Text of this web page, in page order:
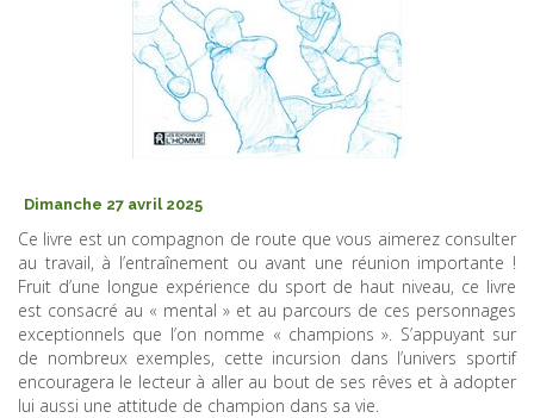
Dimanche 27 avril 2025
Ce livre est un compagnon de route que vous aimerez consulter
au travail, à l’entraînement ou avant une réunion importante !
Fruit d’une longue expérience du sport de haut niveau, ce livre
est consacré au « mental » et au parcours de ces personnages
exceptionnels que l’on nomme « champions ». S’appuyant sur
de nombreux exemples, cette incursion dans l’univers sportif
encouragera le lecteur à aller au bout de ses rêves et à adopter
lui aussi une attitude de champion dans sa vie.